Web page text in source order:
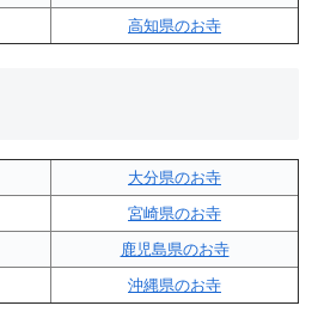
高知県のお寺
大分県のお寺
宮崎県のお寺
鹿児島県のお寺
沖縄県のお寺